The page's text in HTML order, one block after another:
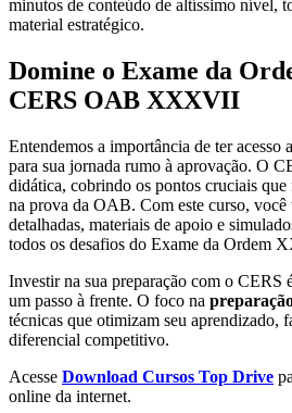
minutos de conteúdo de altíssimo nível,
material estratégico.
Domine o Exame da
CERS OAB XXXVII
Entendemos a importância de ter acesso
para sua jornada rumo à aprovação. O
didática, cobrindo os pontos cruciais que
na prova da OAB. Com este curso, você
detalhadas, materiais de apoio e
todos os desafios do Exame da Ordem
Investir na sua preparação com o CERS
um passo à frente. O foco na
técnicas que otimizam seu aprendizado,
diferencial competitivo.
Acesse Download Cursos Top Drive
online da internet.